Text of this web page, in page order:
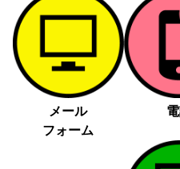
メール
フォーム